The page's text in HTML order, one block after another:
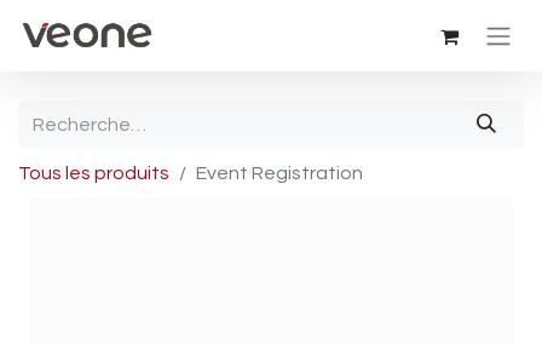
Tous les produits Event Registration